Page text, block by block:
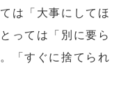
は「大事にしてほ
っては「別に要ら
「すぐに捨てられ